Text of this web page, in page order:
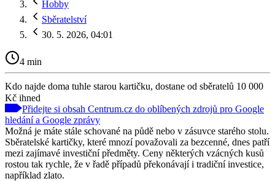
Hobby
Sběratelství
30. 5. 2026, 04:01
4 min
Kdo najde doma tuhle starou kartičku, dostane od sběratelů 10 000
Kč ihned
Přidejte si obsah Centrum.cz do oblíbených zdrojů pro Google
hledání a Google zprávy
Možná je máte stále schované na půdě nebo v zásuvce starého stolu.
Sběratelské kartičky, které mnozí považovali za bezcenné, dnes patří
mezi zajímavé investiční předměty. Ceny některých vzácných kusů
rostou tak rychle, že v řadě případů překonávají i tradiční investice,
například zlato.